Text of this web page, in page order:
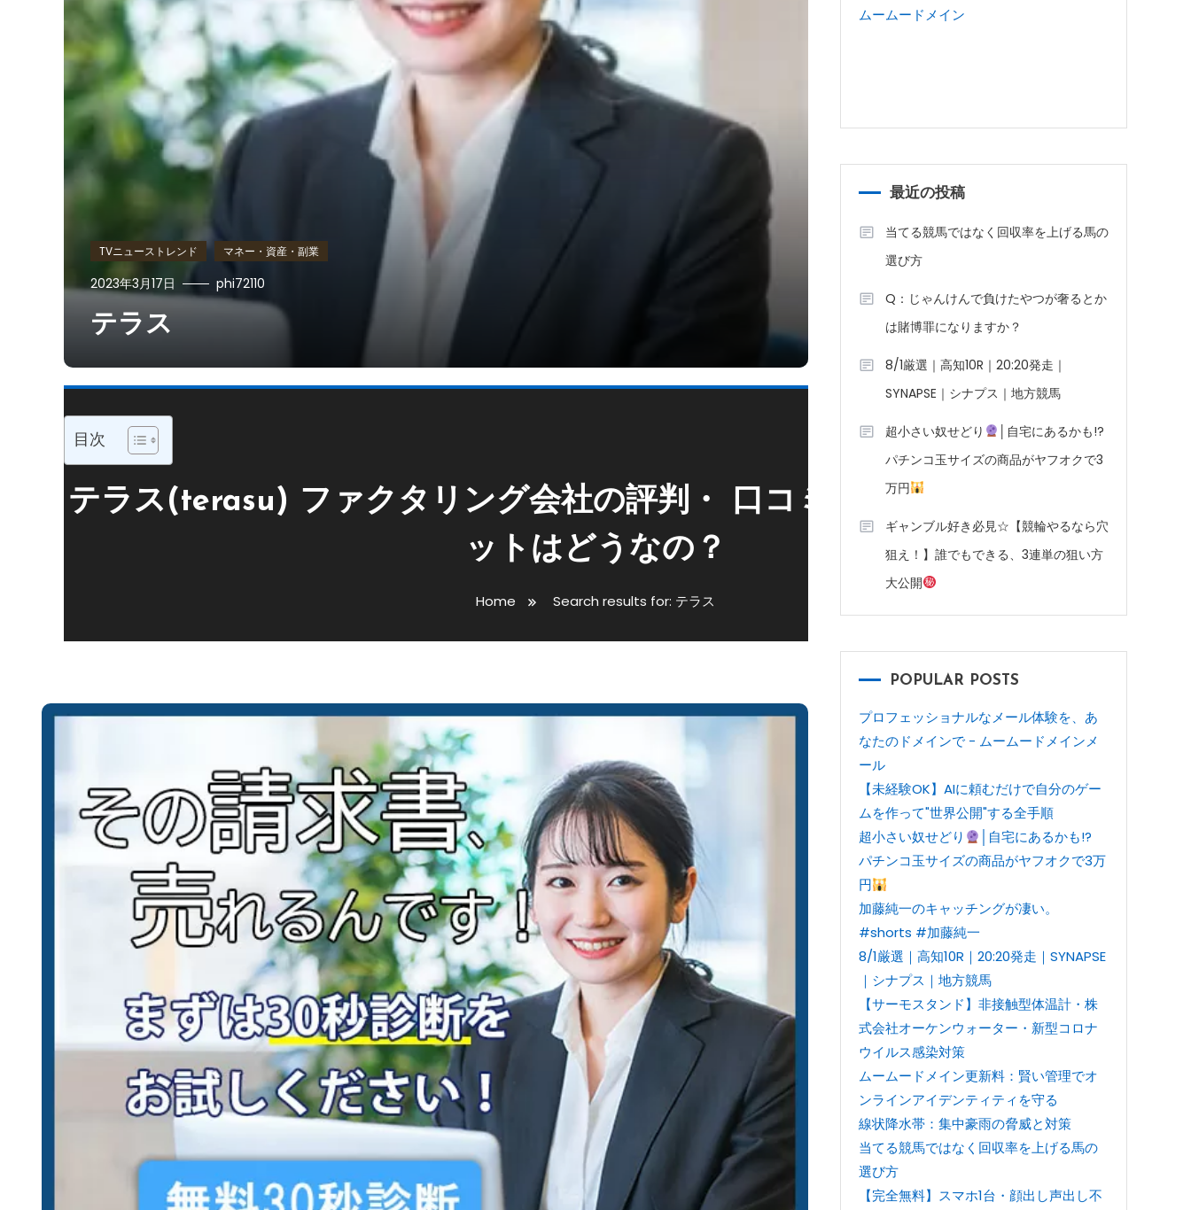
TVニューストレンド マネー・資産・副業
2023年3月17日 phi72110
テラス
目次
テラス(terasu) ファクタリング会社の評判・ 口コミ・メリットとデメリ
ットはどうなの？
Home Search results for: テラス
ムームードメイン
最近の投稿
当てる競馬ではなく回収率を上げる馬の
選び方
Q：じゃんけんで負けたやつが奢るとか
は賭博罪になりますか？
8/1厳選｜高知10R｜20:20発走｜
SYNAPSE｜シナプス｜地方競馬
超小さい奴せどり
│自宅にあるかも!?
パチンコ玉サイズの商品がヤフオクで3
万円
ギャンブル好き必見☆【競輪やるなら穴
狙え！】誰でもできる、3連単の狙い方
大公開
POPULAR POSTS
プロフェッショナルなメール体験を、あ
なたのドメインで - ムームードメインメ
ール
【未経験OK】AIに頼むだけで自分のゲー
ムを作って"世界公開"する全手順
超小さい奴せどり
│自宅にあるかも!?
パチンコ玉サイズの商品がヤフオクで3万
円
加藤純一のキャッチングが凄い。
#shorts #加藤純一
8/1厳選｜高知10R｜20:20発走｜SYNAPSE
｜シナプス｜地方競馬
【サーモスタンド】非接触型体温計・株
式会社オーケンウォーター・新型コロナ
ウイルス感染対策
ムームードメイン更新料：賢い管理でオ
ンラインアイデンティティを守る
線状降水帯：集中豪雨の脅威と対策
当てる競馬ではなく回収率を上げる馬の
選び方
【完全無料】スマホ1台・顔出し声出し不